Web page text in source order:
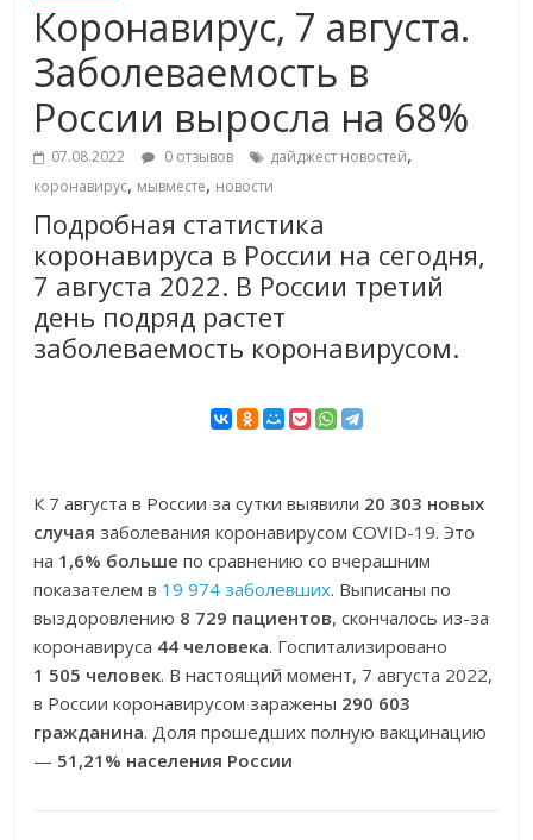
Коронавирус, 7 августа.
Заболеваемость в
России выросла на 68%
07.08.2022 0 отзывов дайджест новостей,
коронавирус, мывместе, новости
Подробная статистика
коронавируса в России на сегодня,
7 августа 2022. В России третий
день подряд растет
заболеваемость коронавирусом.
К 7 августа в России за сутки выявили 20 303 новых
случая заболевания коронавирусом COVID-19. Это
на 1,6% больше по сравнению со вчерашним
показателем в 19 974 заболевших. Выписаны по
выздоровлению 8 729 пациентов, скончалось из-за
коронавируса 44 человека. Госпитализировано
1 505 человек. В настоящий момент, 7 августа 2022,
в России коронавирусом заражены 290 603
гражданина. Доля прошедших полную вакцинацию
— 51,21% населения России